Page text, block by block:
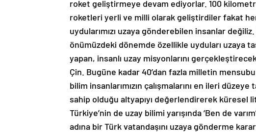
roket geliştirmeye devam ediyorlar. 100
roketleri yerli ve milli olarak geliştirdiler fakat
uydularımızı uzaya gönderebilen insanlar
önümüzdeki dönemde özellikle uyduları uzaya
yapan, insanlı uzay misyonlarını
Çin. Bugüne kadar 40’dan fazla milletin
bilim insanlarımızın çalışmalarını en ileri
sahip olduğu altyapıyı değerlendirerek küresel
Türkiye’nin de uzay bilimi yarışında ‘Ben de
adına bir Türk vatandaşını uzaya gönderme